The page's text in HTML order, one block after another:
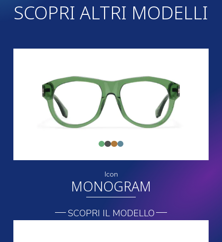
SCOPRI ALTRI MODELLI
Icon
MONOGRAM
SCOPRI IL MODELLO